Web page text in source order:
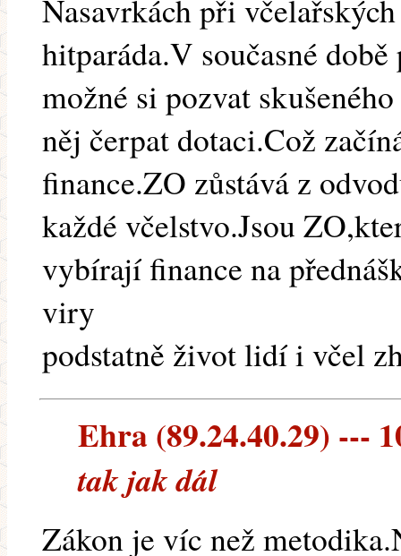
Nasavrkách při
hitparáda.V současné
možné si pozvat
něj čerpat dotaci.Což
finance.ZO zůstává z
každé včelstvo.Jsou
vybírají finance na
viry
podstatně život lidí i včel
Ehra (89.24.40.29) ---
tak jak dál
Zákon je víc než